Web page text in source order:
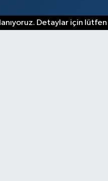
Detaylar için lütfen